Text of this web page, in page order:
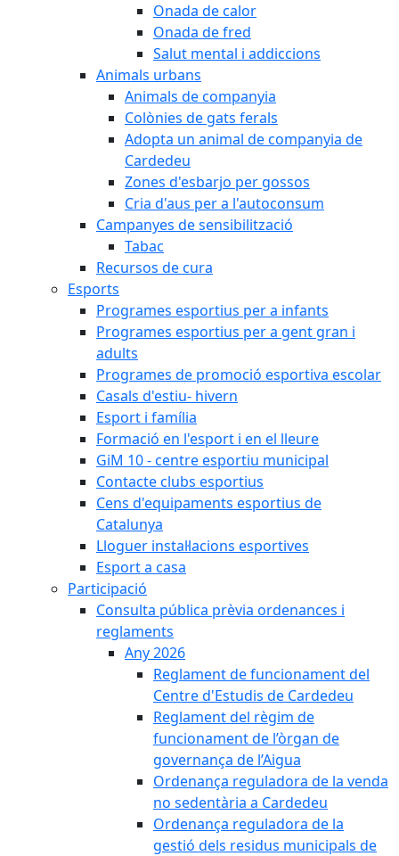
Onada de calor
Onada de fred
Salut mental i addiccions
Animals urbans
Animals de companyia
Colònies de gats ferals
Adopta un animal de companyia de
Cardedeu
Zones d'esbarjo per gossos
Cria d'aus per a l'autoconsum
Campanyes de sensibilització
Tabac
Recursos de cura
Esports
Programes esportius per a infants
Programes esportius per a gent gran i
adults
Programes de promoció esportiva escolar
Casals d'estiu- hivern
Esport i família
Formació en l'esport i en el lleure
GiM 10 - centre esportiu municipal
Contacte clubs esportius
Cens d'equipaments esportius de
Catalunya
Lloguer instal·lacions esportives
Esport a casa
Participació
Consulta pública prèvia ordenances i
reglaments
Any 2026
Reglament de funcionament del
Centre d'Estudis de Cardedeu
Reglament del règim de
funcionament de l’òrgan de
governança de l’Aigua
Ordenança reguladora de la venda
no sedentària a Cardedeu
Ordenança reguladora de la
gestió dels residus municipals de